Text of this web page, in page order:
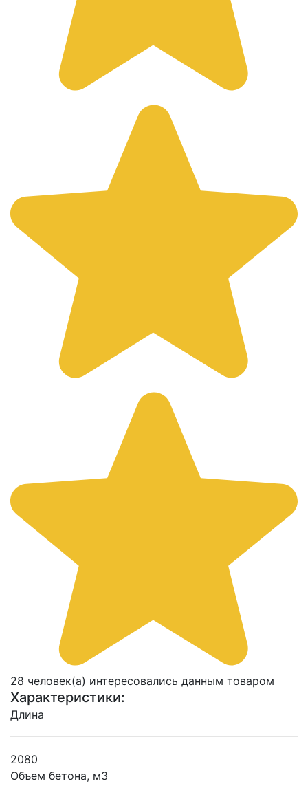
28 человек(а) интересовались данным товаром
Характеристики:
Длина
2080
Объем бетона, м3